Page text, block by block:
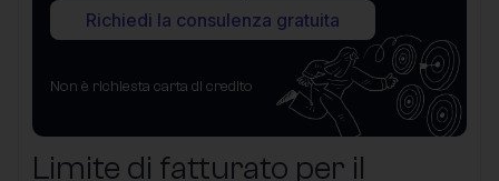
Richiedi la consulenza gratuita
Non è richiesta carta di credito
Limite di fatturato per il